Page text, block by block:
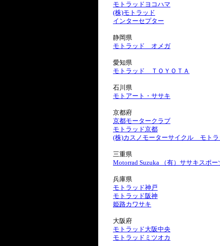
モトラッドヨコハマ
(株)モトラッド
インターセプター
静岡県
モトラッド オメガ
愛知県
モトラッド ＴＯＹＯＴＡ
石川県
モトアート・ササキ
京都府
京都モータークラブ
モトラッド京都
(株)カスノモーターサイクル モト
三重県
Motorrad Suzuka （有）ササキスポ
兵庫県
モトラッド神戸
モトラッド阪神
姫路カワサキ
大阪府
モトラッド大阪中央
モトラッドミツオカ